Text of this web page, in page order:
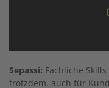
Sepassi: Fachliche
trotzdem, auch für